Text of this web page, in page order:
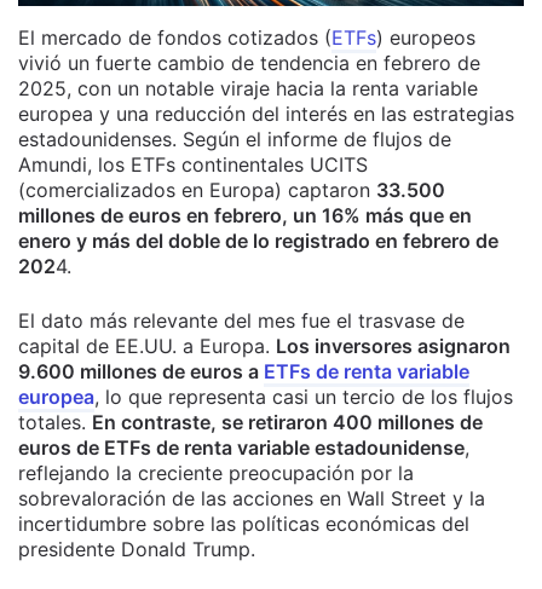
El mercado de fondos cotizados (ETFs) europeos
vivió un fuerte cambio de tendencia en febrero de
2025, con un notable viraje hacia la renta variable
europea y una reducción del interés en las estrategias
estadounidenses. Según el informe de flujos de
Amundi, los ETFs continentales UCITS
(comercializados en Europa) captaron 33.500
millones de euros en febrero, un 16% más que en
enero y más del doble de lo registrado en febrero de
2024.
El dato más relevante del mes fue el trasvase de
capital de EE.UU. a Europa. Los inversores asignaron
9.600 millones de euros a ETFs de renta variable
europea, lo que representa casi un tercio de los flujos
totales. En contraste, se retiraron 400 millones de
euros de ETFs de renta variable estadounidense,
reflejando la creciente preocupación por la
sobrevaloración de las acciones en Wall Street y la
incertidumbre sobre las políticas económicas del
presidente Donald Trump.